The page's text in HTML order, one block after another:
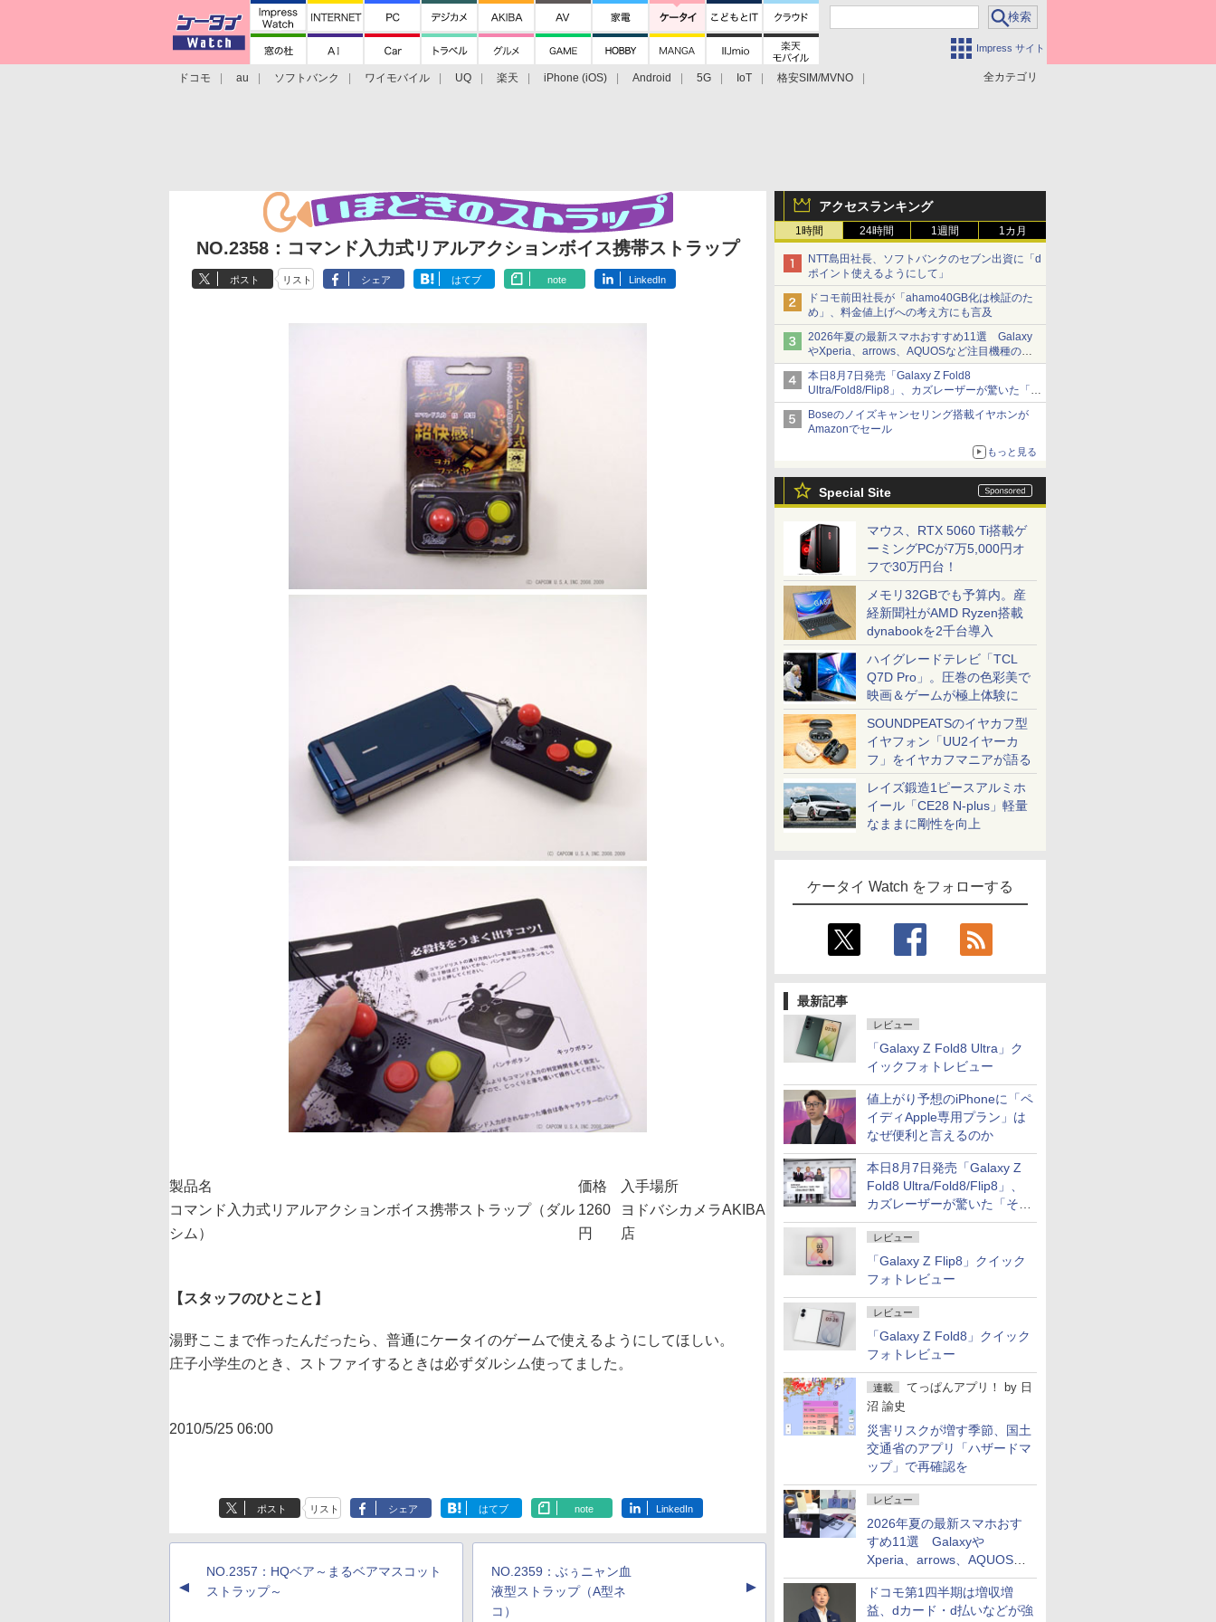
Impress サイト
全カテゴリ
ドコモ au ソフトバンク ワイモバイル UQ 楽天 iPhone (iOS) Android 5G IoT
格安SIM/MVNO
アクセスランキング
1時間 24時間 1週間 1カ月
NTT島田社長、ソフトバンクのセブン出資に「d
ポイント使えるようにして」
ドコモ前田社長が「ahamo40GB化は検証のた
め」、料金値上げへの考え方にも言及
2026年夏の最新スマホおすすめ11選 Galaxy
やXperia、arrows、AQUOSなど注目機種の特
徴は
本日8月7日発売「Galaxy Z Fold8
Ultra/Fold8/Flip8」、カズレーザーが驚いた「そ
ば屋のメニュー並みの薄さ」
Boseのノイズキャンセリング搭載イヤホンが
Amazonでセール
もっと見る
Special Site
マウス、RTX 5060 Ti搭載ゲ
ーミングPCが7万5,000円オ
フで30万円台！
メモリ32GBでも予算内。産
経新聞社がAMD Ryzen搭載
dynabookを2千台導入
ハイグレードテレビ「TCL
Q7D Pro」。圧巻の色彩美で
映画＆ゲームが極上体験に
SOUNDPEATSのイヤカフ型
イヤフォン「UU2イヤーカ
フ」をイヤカフマニアが語る
レイズ鍛造1ピースアルミホ
イール「CE28 N-plus」軽量
なままに剛性を向上
ケータイ Watch をフォローする
最新記事
レビュー
「Galaxy Z Fold8 Ultra」ク
イックフォトレビュー
値上がり予想のiPhoneに「ペ
イディApple専用プラン」は
なぜ便利と言えるのか
本日8月7日発売「Galaxy Z
Fold8 Ultra/Fold8/Flip8」、
カズレーザーが驚いた「そば
屋のメニュー並みの薄さ」
レビュー
「Galaxy Z Flip8」クイック
フォトレビュー
レビュー
「Galaxy Z Fold8」クイック
フォトレビュー
連載 てっぱんアプリ！ by 日
沼 諭史
災害リスクが増す季節、国土
交通省のアプリ「ハザードマ
ップ」で再確認を
レビュー
2026年夏の最新スマホおす
すめ11選 Galaxyや
Xperia、arrows、AQUOSな
ど注目機種の特徴は
ドコモ第1四半期は増収増
益、dカード・d払いなどが強
NO.2358：コマンド入力式リアルアクションボイス携帯ストラップ
ポスト リスト シェア はてブ note LinkedIn
製品名 価格
入手場所
コマンド入力式リアルアクションボイス携帯ストラップ（ダル
シム）
1260
円
ヨドバシカメラAKIBA
店
【スタッフのひとこと】
湯野ここまで作ったんだったら、普通にケータイのゲームで使えるようにしてほしい。
庄子小学生のとき、ストファイするときは必ずダルシム使ってました。
2010/5/25 06:00
ポスト リスト シェア はてブ note LinkedIn
▲
NO.2357：HQベア～まるベアマスコット
ストラップ～
NO.2359：ぶぅニャン血
液型ストラップ（A型ネ
コ）
▲